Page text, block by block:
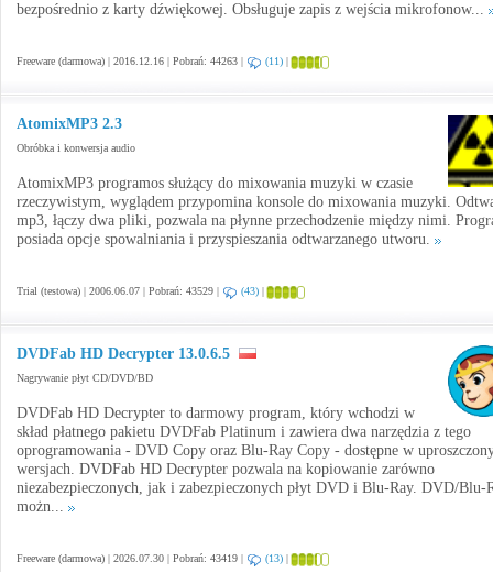
bezpośrednio z karty dźwiękowej. Obsługuje zapis z wejścia mikrofonow...
Freeware (darmowa) | 2016.12.16 | Pobrań: 44263 | (11) |
AtomixMP3 2.3
Obróbka i konwersja audio
AtomixMP3 programos służący do mixowania muzyki w czasie
rzeczywistym, wyglądem przypomina konsole do mixowania muzyki.
mp3, łączy dwa pliki, pozwala na płynne przechodzenie między nimi.
posiada opcje spowalniania i przyspieszania odtwarzanego utworu.
Trial (testowa) | 2006.06.07 | Pobrań: 43529 | (43) |
DVDFab HD Decrypter 13.0.6.5
Nagrywanie płyt CD/DVD/BD
DVDFab HD Decrypter to darmowy program, który wchodzi w
skład płatnego pakietu DVDFab Platinum i zawiera dwa narzędzia z tego
oprogramowania - DVD Copy oraz Blu-Ray Copy - dostępne w
wersjach. DVDFab HD Decrypter pozwala na kopiowanie zarówno
niezabezpieczonych, jak i zabezpieczonych płyt DVD i Blu-Ray. DVD/Blu-
możn...
Freeware (darmowa) | 2026.07.30 | Pobrań: 43419 | (13) |